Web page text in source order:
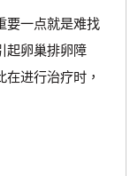
一点就是难找
起卵巢排卵障
进行治疗时，